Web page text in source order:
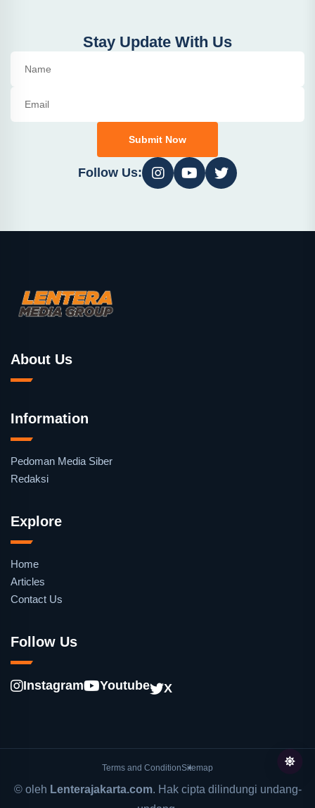
Stay Update With Us
Submit Now
Follow Us:
About Us
Information
Pedoman Media Siber
Redaksi
Explore
Home
Articles
Contact Us
Follow Us
Instagram Youtube X
Terms and ConditionSitemap
© oleh Lenterajakarta.com. Hak cipta dilindungi undang-